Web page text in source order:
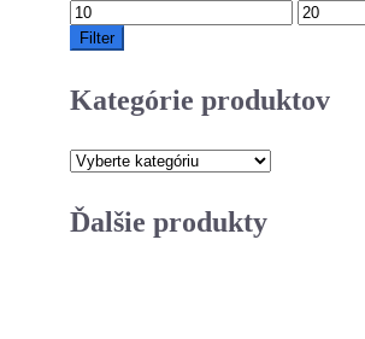
Minimálna
cena
Maximálna
cena
Filter
Kategórie produktov
Ďalšie produkty